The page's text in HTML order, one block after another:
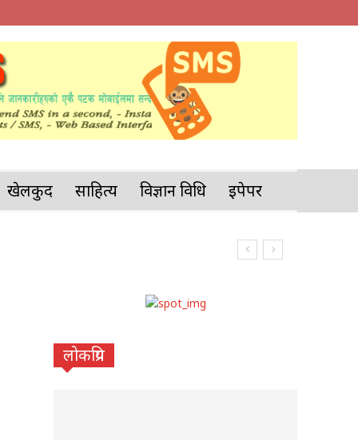
खेलकुद साहित्य विज्ञान प्रविधि इपेपर
लोकप्रिय